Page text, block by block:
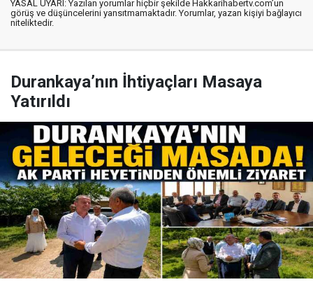
YASAL UYARI: Yazılan yorumlar hiçbir şekilde Hakkarihabertv.com’un
görüş ve düşüncelerini yansıtmamaktadır. Yorumlar, yazan kişiyi bağlayıcı
niteliktedir.
Durankaya’nın İhtiyaçları Masaya
Yatırıldı